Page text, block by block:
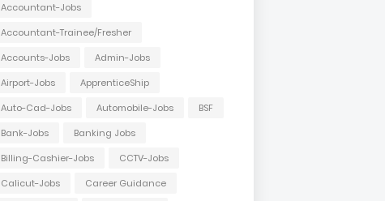
Accountant-Jobs
Accountant-Trainee/Fresher
Accounts-Jobs
Admin-Jobs
Airport-Jobs
ApprenticeShip
Auto-Cad-Jobs
Automobile-Jobs
BSF
Bank-Jobs
Banking Jobs
Billing-Cashier-Jobs
CCTV-Jobs
Calicut-Jobs
Career Guidance